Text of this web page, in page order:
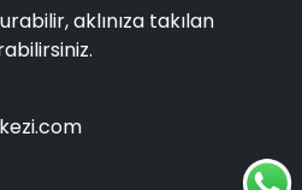
aklınıza takılan